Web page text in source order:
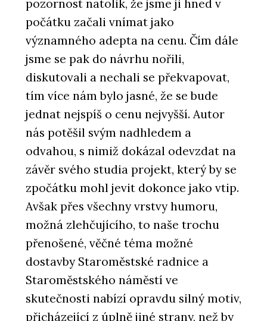
pozornost natolik, že jsme ji hned v
počátku začali vnímat jako
významného adepta na cenu. Čím dále
jsme se pak do návrhu nořili,
diskutovali a nechali se překvapovat,
tím více nám bylo jasné, že se bude
jednat nejspíš o cenu nejvyšší. Autor
nás potěšil svým nadhledem a
odvahou, s nimiž dokázal odevzdat na
závěr svého studia projekt, který by se
zpočátku mohl jevit dokonce jako vtip.
Avšak přes všechny vrstvy humoru,
možná zlehčujícího, to naše trochu
přenošené, věčné téma možné
dostavby Staroměstské radnice a
Staroměstského náměstí ve
skutečnosti nabízí opravdu silný motiv,
přicházející z úplně jiné strany, než by